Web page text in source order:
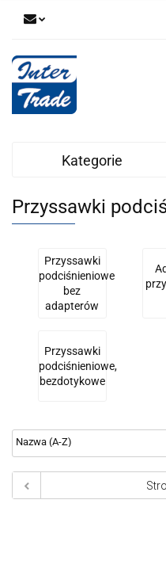
Kategorie
Przyssawki
Przyssawki
podciśnieniowe
bez
adapterów
Przyssawki
podciśnieniowe,
bezdotykowe